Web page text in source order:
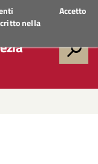
nella
Accetto